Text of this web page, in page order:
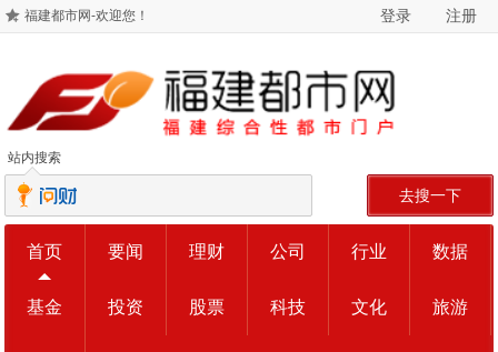
福建都市网-欢迎您！ 登录 注册
站内搜索
去搜一下
首页 要闻 理财 公司 行业 数据
基金 投资 股票 科技 文化 旅游